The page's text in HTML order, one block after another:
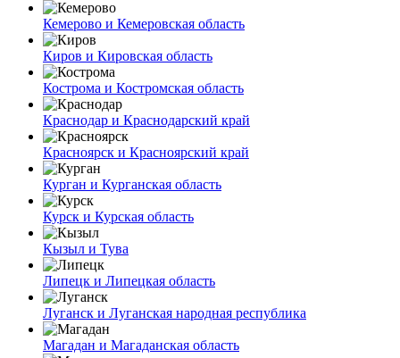
Кемерово и Кемеровская область
Киров и Кировская область
Кострома и Костромская область
Краснодар и Краснодарский край
Красноярск и Красноярский край
Курган и Курганская область
Курск и Курская область
Кызыл и Тува
Липецк и Липецкая область
Луганск и Луганская народная республика
Магадан и Магаданская область